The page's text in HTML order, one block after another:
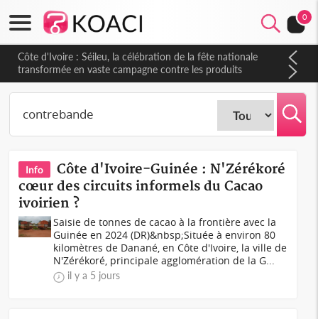
0
Côte d'Ivoire : Séileu, la célébration de la fête nationale
transformée en vaste campagne contre les produits
dépigmentants dangereux
Info
Côte d'Ivoire-Guinée : N'Zérékoré
cœur des circuits informels du Cacao
ivoirien ?
Saisie de tonnes de cacao à la frontière avec la
Guinée en 2024 (DR)&nbsp;Située à environ 80
kilomètres de Danané, en Côte d'Ivoire, la ville de
N'Zérékoré, principale agglomération de la G...
il y a 5 jours